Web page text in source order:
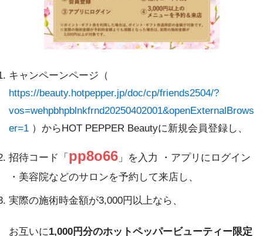
キャンペーンページ（
https://beauty.hotpepper.jp/doc/cp/friends2504/?
vos=wehpbhpblnkfrnd20250402001&openExternalBrows
er=1 ）からHOT PEPPER Beautyに新規会員登録し、
招待コード「 pp8o66 」を入力 ・アプリにログイン
・美容院などのサロンを予約して来店し、
実際の施術時金額が3,000円以上なら、
お互いに1,000円分のホットペッパービューティー限定